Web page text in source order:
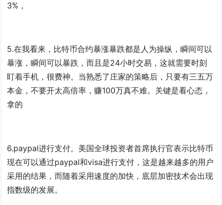
3%，
5.在我看来，比特币合约暴涨暴跌都是人为操纵，瞬间可以
暴涨，瞬间可以暴跌，而且是24小时交易，这就需要时刻
盯着手机，很费神。当熟悉了庄家的策略后，只要有三五万
本金，不要开太高倍率，赚100万真不难。关键是看心态，
拿的
6.paypal进行支付。美国全球投资者首席执行官表示比特币
现在可以通过paypal和visa进行支付，这是越来越多的用户
采用的结果，而随着采用速度的加快，底层加密技术会出现
指数级的发展。